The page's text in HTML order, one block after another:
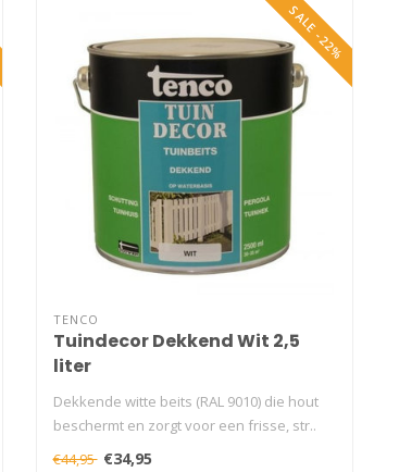
SALE -22%
TENCO
Tuindecor Dekkend Wit 2,5
liter
Dekkende witte beits (RAL 9010) die hout
beschermt en zorgt voor een frisse, str..
€44,95 €34,95